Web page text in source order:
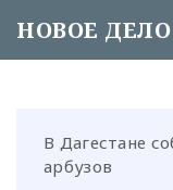
НОВОЕ ДЕЛО
В Дагестане
арбузов